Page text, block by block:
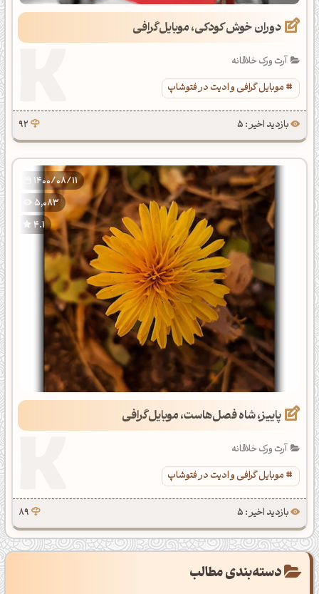
دوران خوش کودکی، موبایل‌گرافی
آرت ورک خلاقانه
موبایل گرافی و ادیت در فتوشاپ
بازدید اخیر : 5 92
1400/08/11
5,083
4.1
پاییز، شاه فصل‌هاست، موبایل‌گرافی
آرت ورک خلاقانه
موبایل گرافی و ادیت در فتوشاپ
بازدید اخیر : 5 89
دسته‌بندی مطالب